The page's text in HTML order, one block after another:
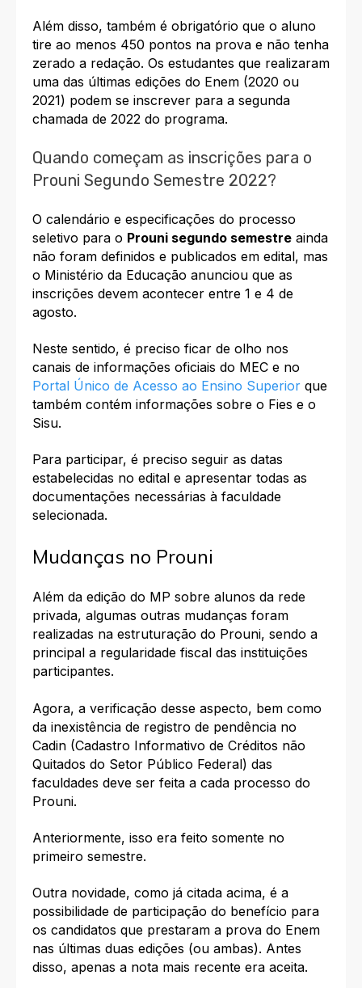
Além disso, também é obrigatório que o aluno
tire ao menos 450 pontos na prova e não tenha
zerado a redação. Os estudantes que realizaram
uma das últimas edições do Enem (2020 ou
2021) podem se inscrever para a segunda
chamada de 2022 do programa.
Quando começam as inscrições para o
Prouni Segundo Semestre 2022?
O calendário e especificações do processo
seletivo para o Prouni segundo semestre ainda
não foram definidos e publicados em edital, mas
o Ministério da Educação anunciou que as
inscrições devem acontecer entre 1 e 4 de
agosto.
Neste sentido, é preciso ficar de olho nos
canais de informações oficiais do MEC e no
Portal Único de Acesso ao Ensino Superior que
também contém informações sobre o Fies e o
Sisu.
Para participar, é preciso seguir as datas
estabelecidas no edital e apresentar todas as
documentações necessárias à faculdade
selecionada.
Mudanças no Prouni
Além da edição do MP sobre alunos da rede
privada, algumas outras mudanças foram
realizadas na estruturação do Prouni, sendo a
principal a regularidade fiscal das instituições
participantes.
Agora, a verificação desse aspecto, bem como
da inexistência de registro de pendência no
Cadin (Cadastro Informativo de Créditos não
Quitados do Setor Público Federal) das
faculdades deve ser feita a cada processo do
Prouni.
Anteriormente, isso era feito somente no
primeiro semestre.
Outra novidade, como já citada acima, é a
possibilidade de participação do benefício para
os candidatos que prestaram a prova do Enem
nas últimas duas edições (ou ambas). Antes
disso, apenas a nota mais recente era aceita.